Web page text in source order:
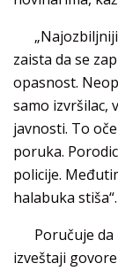
zaista da se
opasnost.
samo izvršilac,
javnosti. To
poruka.
policije.
halabuka stiša“.
Poručuje
izveštaji